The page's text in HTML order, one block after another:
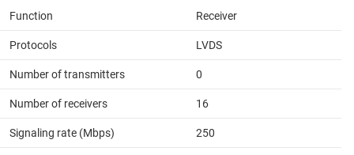
Function Receiver
Protocols LVDS
Number of transmitters 0
Number of receivers 16
Signaling rate (Mbps) 250